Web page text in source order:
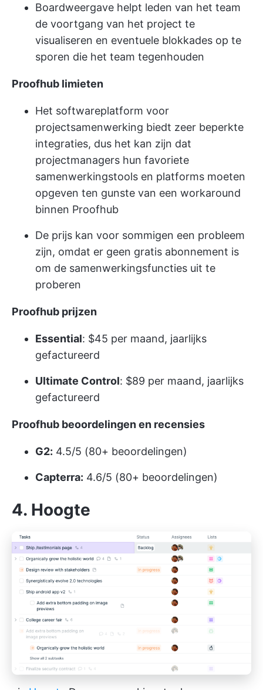
Boardweergave helpt leden van het team
de voortgang van het project te
visualiseren en eventuele blokkades op te
sporen die het team tegenhouden
Proofhub limieten
Het softwareplatform voor
projectsamenwerking biedt zeer beperkte
integraties, dus het kan zijn dat
projectmanagers hun favoriete
samenwerkingstools en platforms moeten
opgeven ten gunste van een workaround
binnen Proofhub
De prijs kan voor sommigen een probleem
zijn, omdat er geen gratis abonnement is
om de samenwerkingsfuncties uit te
proberen
Proofhub prijzen
Essential: $45 per maand, jaarlijks
gefactureerd
Ultimate Control: $89 per maand, jaarlijks
gefactureerd
Proofhub beoordelingen en recensies
G2: 4.5/5 (80+ beoordelingen)
Capterra: 4.6/5 (80+ beoordelingen)
4. Hoogte